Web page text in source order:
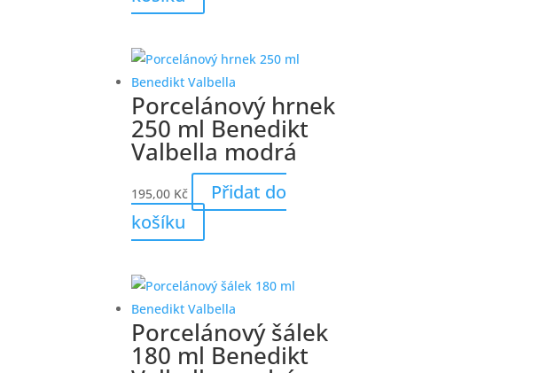
Porcelánový hrnek
250 ml Benedikt
Valbella modrá
195,00 Kč
Přidat do
košíku
Porcelánový šálek
180 ml Benedikt